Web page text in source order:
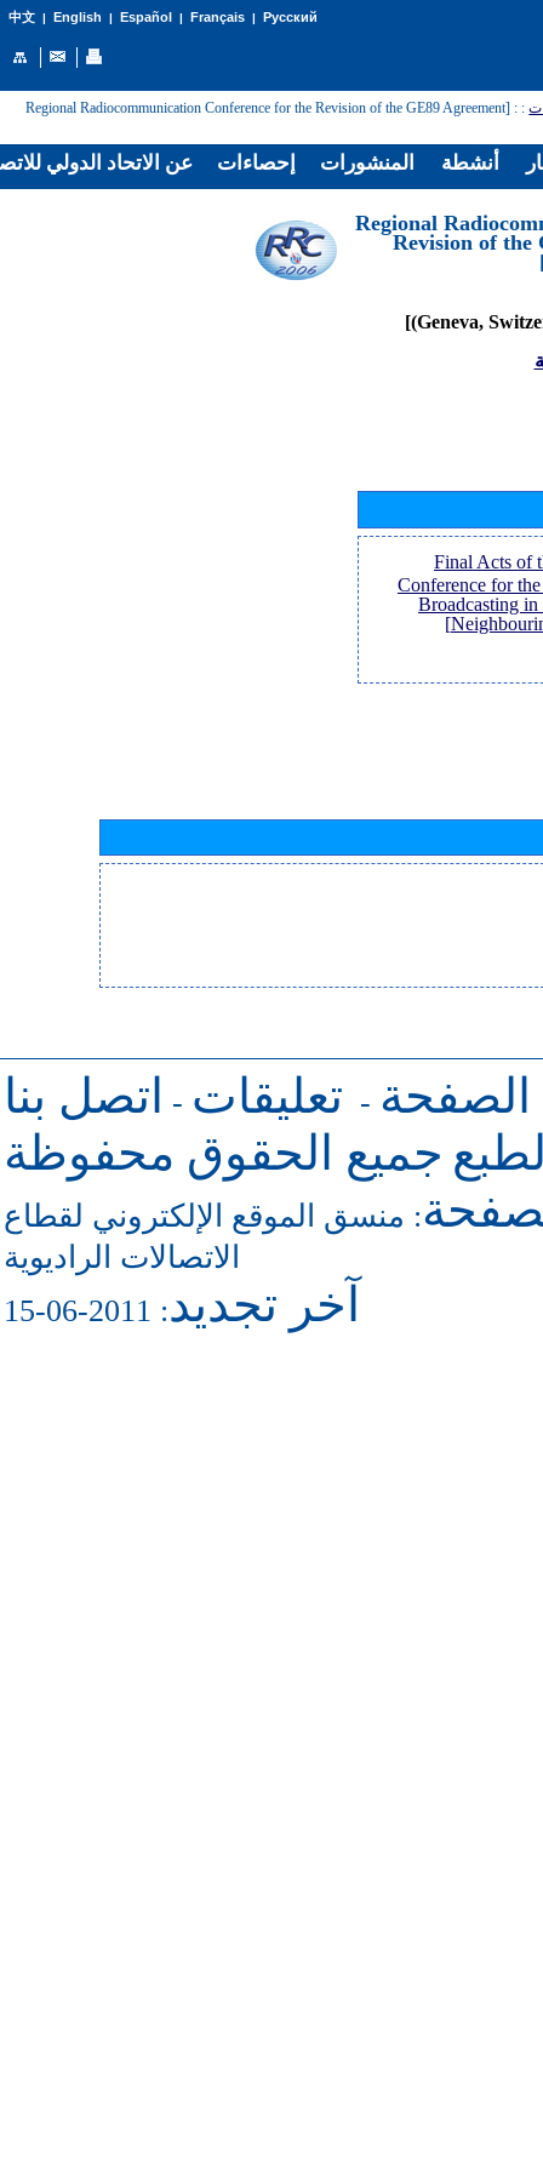
中文| English | Español | Français| Русский
:
: [Regional Radiocommunication Conference for the Revision of the GE89 Agreement
[Regional
Revision of the
[Final Acts of
Conference for
Broadcasting
الصفحة - تعليقات -
اتصل بنا
جميع الحقوق محفوظة
: منسق الموقع الإلكتروني لقطاع
الاتصالات الراديوية
آخر تجديد: 2011-06-15
عن الاتحاد الدولي إحصاءات المنشورات أنشطة